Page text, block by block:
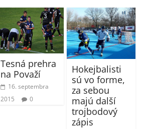
Tesná prehra
na Považí
16. septembra
2015
0
Hokejbalisti
sú vo forme,
za sebou
majú další
trojbodový
zápis